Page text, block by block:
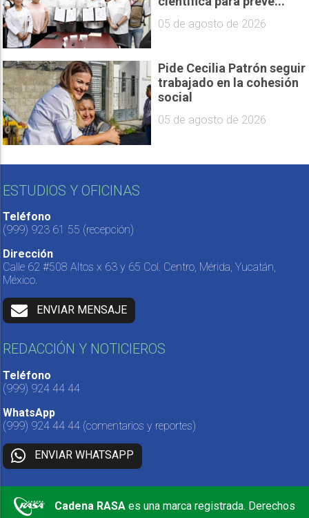
05 de agosto de 2026
Pide Cecilia Patrón seguir
trabajado en la cohesión
social
05 de agosto de 2026
ESTUDIOS Y OFICINAS
Teléfono
(999) 923 61 55 (recepción)
Dirección
Calle 62 #508 Altos x 63 y 65 Col. Centro, Mérida, Yucatán,
México.
ENVIAR MENSAJE
REDACCIÓN Y NOTICIEROS
Teléfono
(999) 924 44 44
WhatsApp
(999) 924 44 44 (comentarios y reportes)
ENVIAR WHATSAPP
Cadena RASA es una marca registrada. Derechos